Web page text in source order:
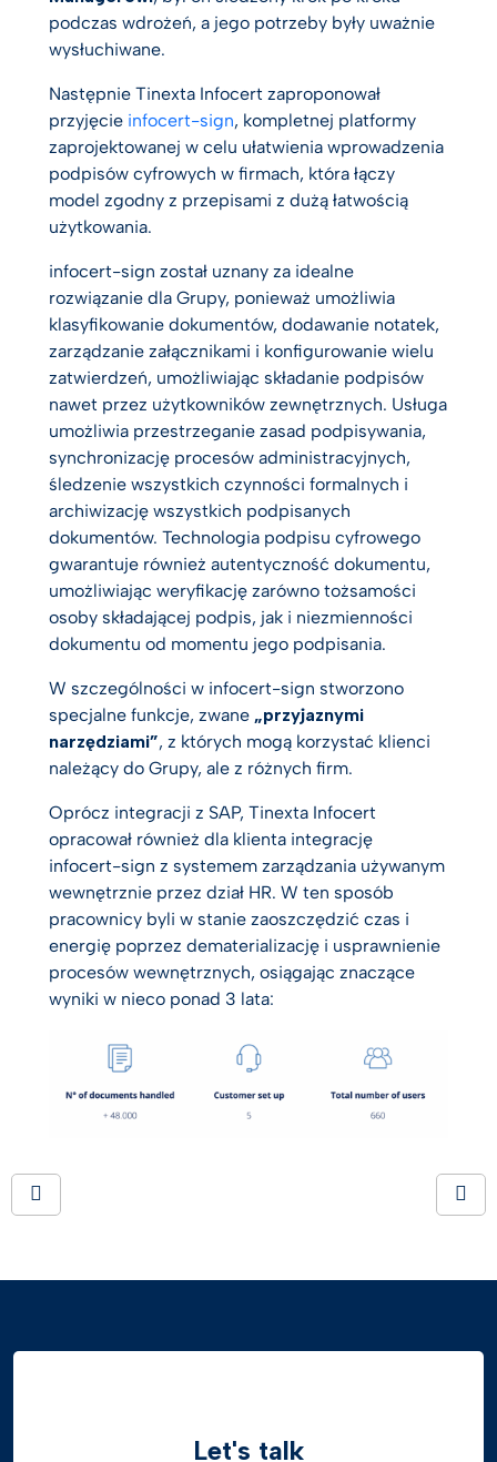
podczas wdrożeń, a jego potrzeby były uważnie
wysłuchiwane.
Następnie Tinexta Infocert zaproponował
przyjęcie infocert-sign, kompletnej platformy
zaprojektowanej w celu ułatwienia wprowadzenia
podpisów cyfrowych w firmach, która łączy
model zgodny z przepisami z dużą łatwością
użytkowania.
infocert-sign został uznany za idealne
rozwiązanie dla Grupy, ponieważ umożliwia
klasyfikowanie dokumentów, dodawanie notatek,
zarządzanie załącznikami i konfigurowanie wielu
zatwierdzeń, umożliwiając składanie podpisów
nawet przez użytkowników zewnętrznych. Usługa
umożliwia przestrzeganie zasad podpisywania,
synchronizację procesów administracyjnych,
śledzenie wszystkich czynności formalnych i
archiwizację wszystkich podpisanych
dokumentów. Technologia podpisu cyfrowego
gwarantuje również autentyczność dokumentu,
umożliwiając weryfikację zarówno tożsamości
osoby składającej podpis, jak i niezmienności
dokumentu od momentu jego podpisania.
W szczególności w infocert-sign stworzono
specjalne funkcje, zwane „przyjaznymi
narzędziami”, z których mogą korzystać klienci
należący do Grupy, ale z różnych firm.
Oprócz integracji z SAP, Tinexta Infocert
opracował również dla klienta integrację
infocert-sign z systemem zarządzania używanym
wewnętrznie przez dział HR. W ten sposób
pracownicy byli w stanie zaoszczędzić czas i
energię poprzez dematerializację i usprawnienie
procesów wewnętrznych, osiągając znaczące
wyniki w nieco ponad 3 lata:
Let's talk